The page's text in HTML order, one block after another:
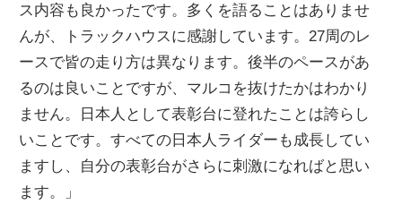
ス内容も良かったです。多くを語ることはありませ
んが、トラックハウスに感謝しています。27周のレ
ースで皆の走り方は異なります。後半のペースがあ
るのは良いことですが、マルコを抜けたかはわかり
ません。日本人として表彰台に登れたことは誇らし
いことです。すべての日本人ライダーも成長してい
ますし、自分の表彰台がさらに刺激になればと思い
ます。」